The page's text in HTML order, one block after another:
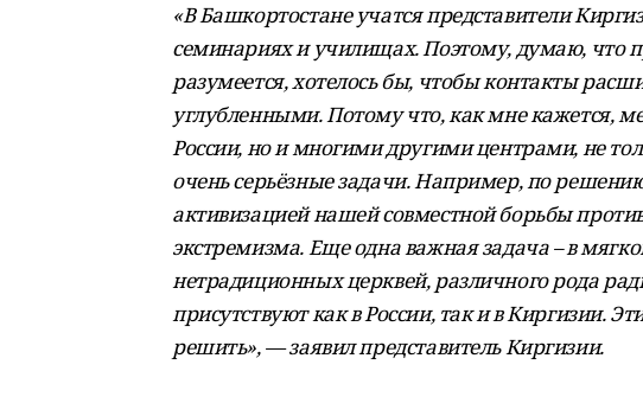
«В Башкортостане учатся представители
семинариях и училищах. Поэтому, думаю, что
разумеется, хотелось бы, чтобы контакты
углубленными. Потому что, как мне кажется,
России, но и многими другими центрами, не
очень серьёзные задачи. Например, по
активизацией нашей совместной борьбы
экстремизма. Еще одна важная задача – в
нетрадиционных церквей, различного рода
присутствуют как в России, так и в Киргизии.
решить», — заявил представитель Киргизии.